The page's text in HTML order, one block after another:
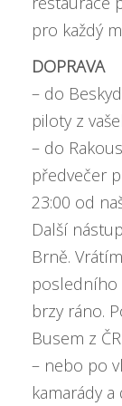
pro každý
DOPRAVA
– do
piloty z
– do
předvečer
23:00 od
Další
Brně.
posledního
brzy ráno.
Busem z
– nebo po
kamarády